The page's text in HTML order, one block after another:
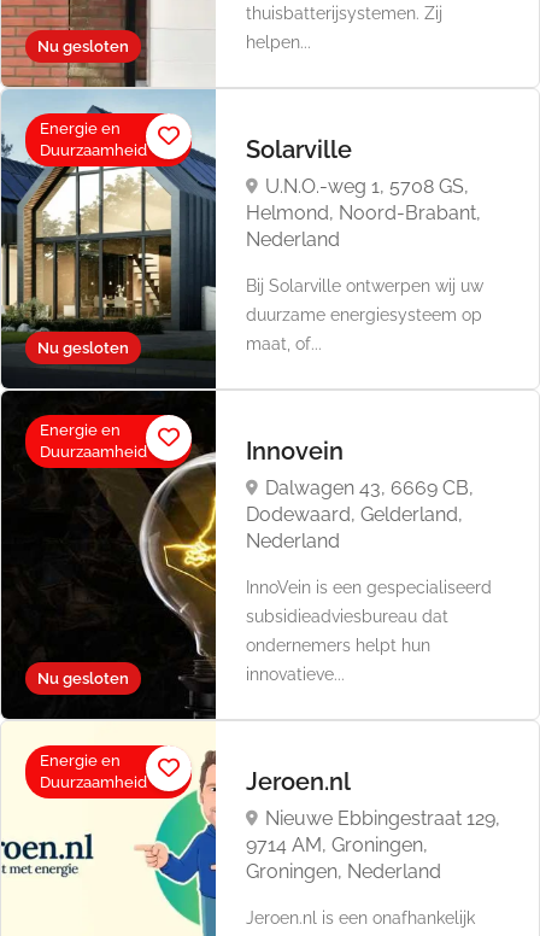
Nu gesloten
thuisbatterijsystemen. Zij
helpen...
Nu gesloten
Energie en
Duurzaamheid
Solarville
U.N.O.-weg 1, 5708 GS,
Helmond, Noord-Brabant,
Nederland
​Bij Solarville ontwerpen wij uw
duurzame energiesysteem op
maat, of...
Nu gesloten
Energie en
Duurzaamheid
Innovein
Dalwagen 43, 6669 CB,
Dodewaard, Gelderland,
Nederland
InnoVein is een gespecialiseerd
subsidieadviesbureau dat
ondernemers helpt hun
innovatieve...
Energie en
Duurzaamheid
Jeroen.nl
Nieuwe Ebbingestraat 129,
9714 AM, Groningen,
Groningen, Nederland
Jeroen.nl is een onafhankelijk